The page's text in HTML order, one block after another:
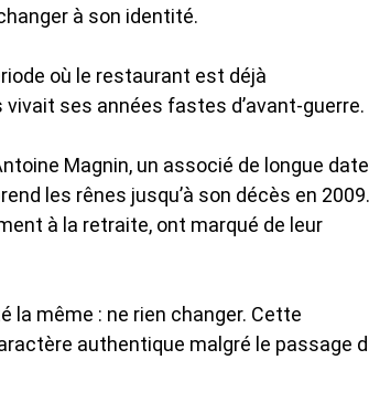
à son identité.
où le restaurant est déjà
ses années fastes d’avant-guerre.
Magnin, un associé de longue
les rênes jusqu’à son décès en 2009.
à la retraite, ont marqué de leur
même : ne rien changer. Cette
authentique malgré le passage